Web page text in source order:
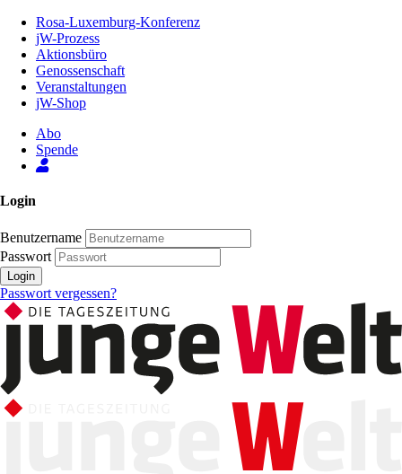
Inhalt
Seite
Rosa-Luxemburg-Konferenz
jW-Prozess
Aktionsbüro
Genossenschaft
Veranstaltungen
jW-Shop
Abo
Spende
Login
Benutzername
Passwort
Login
Passwort vergessen?